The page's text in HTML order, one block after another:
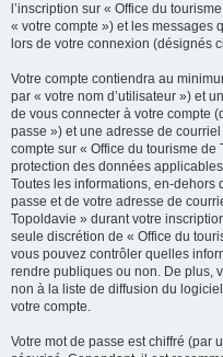
l’inscription sur « Office du
« votre compte ») et les messages
lors de votre connexion (désignés
Votre compte contiendra au
par « votre nom d’utilisateur ») et
de vous connecter à votre compte
passe ») et une adresse de
compte sur « Office du tourisme
protection des données
Toutes les informations, en-dehors
passe et de votre adresse de
Topoldavie » durant votre
seule discrétion de « Office du
vous pouvez contrôler quelles
rendre publiques ou non. De plus,
non à la liste de diffusion du
votre compte.
Votre mot de passe est chiffré (par